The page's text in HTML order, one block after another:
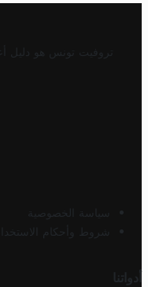
تروفيت تونس هو دليل
سياسة الخصوصية
شروط وأحكام
أدواتنا